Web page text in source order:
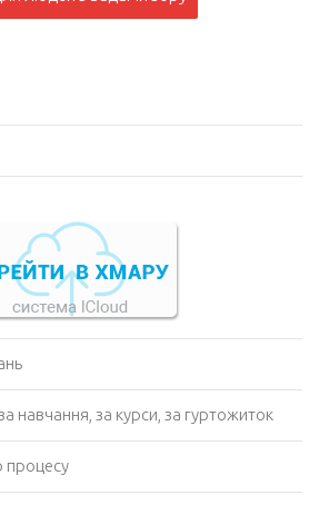
навчання, за курси, за гуртожиток
процесу